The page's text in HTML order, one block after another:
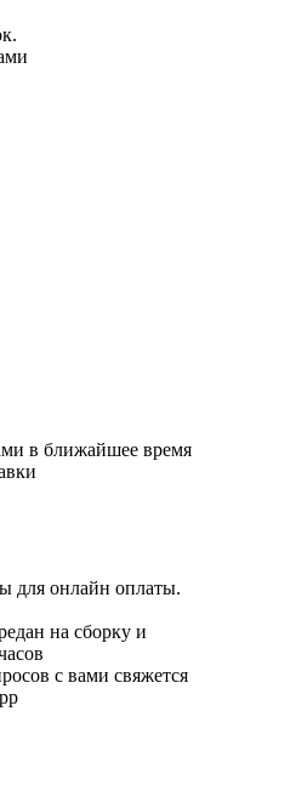
в ближайшее время
для онлайн оплаты.
на сборку и
с вами свяжется